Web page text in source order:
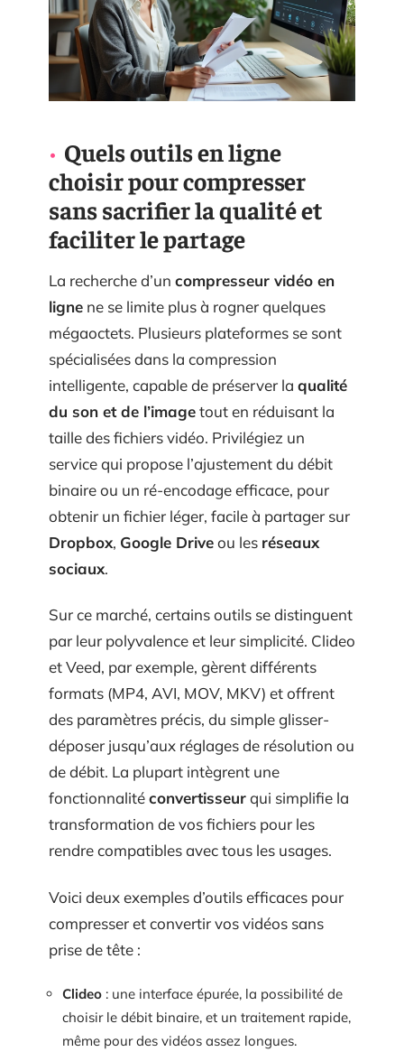
Quels outils en ligne
choisir pour compresser
sans sacrifier la qualité et
faciliter le partage
La recherche d’un compresseur vidéo en
ligne ne se limite plus à rogner quelques
mégaoctets. Plusieurs plateformes se sont
spécialisées dans la compression
intelligente, capable de préserver la qualité
du son et de l’imagetout en réduisant la
taille des fichiers vidéo. Privilégiez un
service qui propose l’ajustement du débit
binaire ou un ré-encodage efficace, pour
obtenir un fichier léger, facile à partager sur
Dropbox, Google Driveou les réseaux
sociaux.
Sur ce marché, certains outils se distinguent
par leur polyvalence et leur simplicité. Clideo
et Veed, par exemple, gèrent différents
formats (MP4, AVI, MOV, MKV) et offrent
des paramètres précis, du simple glisser-
déposer jusqu’aux réglages de résolution ou
de débit. La plupart intègrent une
fonctionnalitéconvertisseurqui simplifie la
transformation de vos fichiers pour les
rendre compatibles avec tous les usages.
Voici deux exemples d’outils efficaces pour
compresser et convertir vos vidéos sans
prise de tête :
Clideo : une interface épurée, la possibilité de
choisir le débit binaire, et un traitement rapide,
même pour des vidéos assez longues.